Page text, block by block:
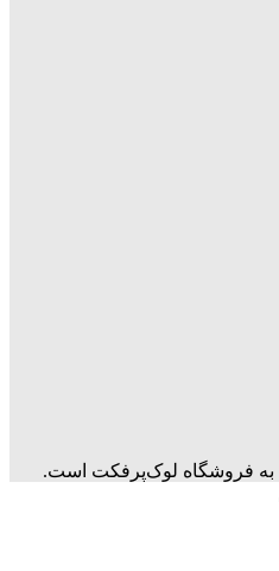
به فروشگاه لوک‌پرفکت است.